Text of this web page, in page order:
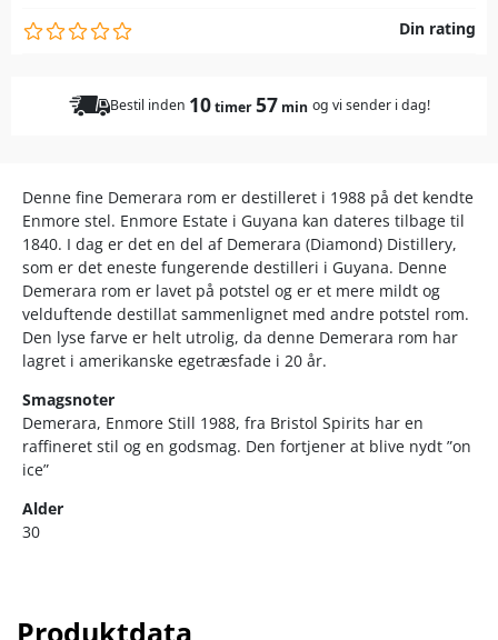
Din rating
Bestil inden 10timer57 min og vi sender i dag!
Denne fine Demerara rom er destilleret i 1988 på det kendte
Enmore stel. Enmore Estate i Guyana kan dateres tilbage til
1840. I dag er det en del af Demerara (Diamond) Distillery,
som er det eneste fungerende destilleri i Guyana. Denne
Demerara rom er lavet på potstel og er et mere mildt og
velduftende destillat sammenlignet med andre potstel rom.
Den lyse farve er helt utrolig, da denne Demerara rom har
lagret i amerikanske egetræsfade i 20 år.
Smagsnoter
Demerara, Enmore Still 1988, fra Bristol Spirits har en
raffineret stil og en godsmag. Den fortjener at blive nydt ”on
ice”
Alder
30
Produktdata